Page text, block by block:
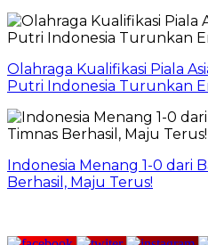
Olahraga Kualifikasi Piala
Putri Indonesia Turunkan
Indonesia Menang 1-0 dari
Berhasil, Maju Terus!